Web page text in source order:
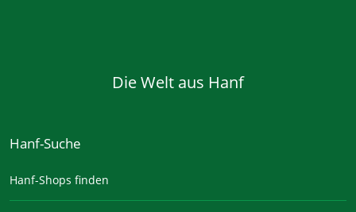
Die Welt aus Hanf
Hanf-Suche
Hanf-Shops finden